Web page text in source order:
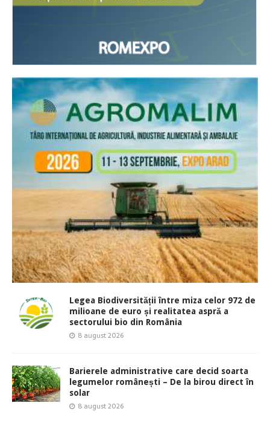
Legea Biodiversității între miza celor 972 de
milioane de euro și realitatea aspră a
sectorului bio din România
8 august 2026
Barierele administrative care decid soarta
legumelor românești – De la birou direct în
solar
8 august 2026